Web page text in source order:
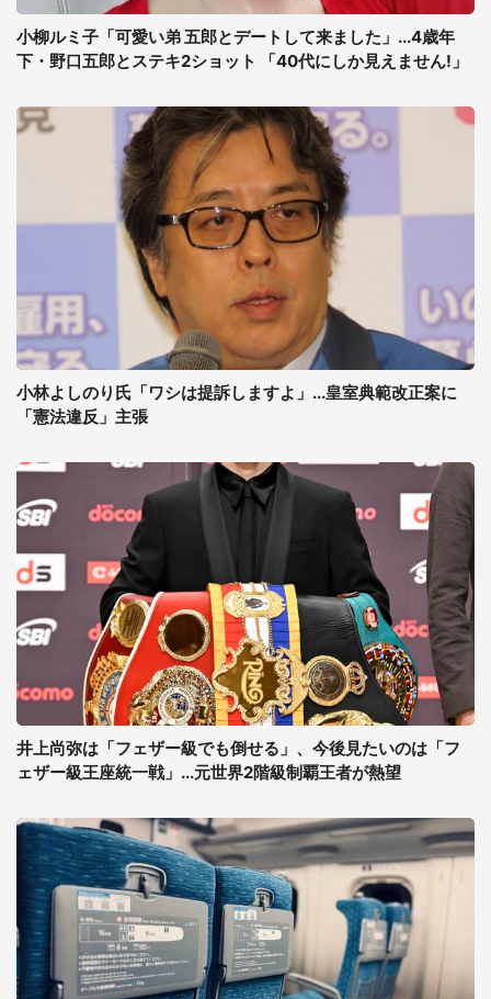
小柳ルミ子「可愛い弟 五郎とデートして来ました」...4歳年
下・野口五郎とステキ2ショット 「40代にしか見えません!」
小林よしのり氏「ワシは提訴しますよ」...皇室典範改正案に
「憲法違反」主張
井上尚弥は「フェザー級でも倒せる」、今後見たいのは「フ
ェザー級王座統一戦」...元世界2階級制覇王者が熱望